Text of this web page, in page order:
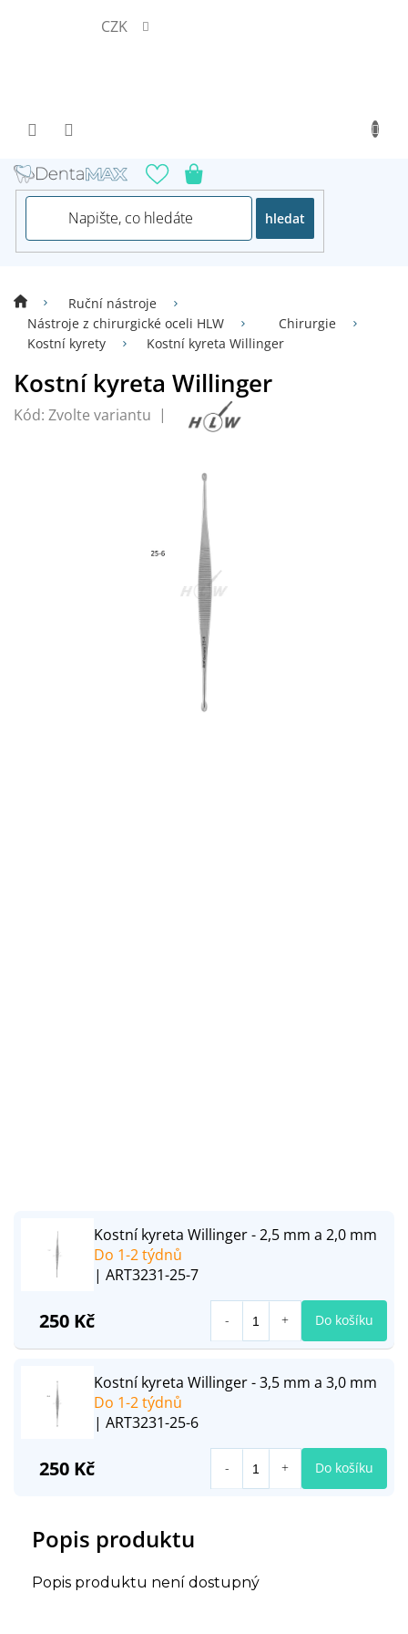
CZK
hledat
Ruční nástroje
Nástroje z chirurgické oceli HLW
Chirurgie
Kostní kyrety
Kostní kyreta Willinger
Kostní kyreta Willinger
Kód: Zvolte variantu
Popis produktu
Popis produktu není dostupný
Kostní kyreta Willinger - 2,5 mm a 2,0 mm
Do 1-2 týdnů
| ART3231-25-7
250 Kč Do košíku
Kostní kyreta Willinger - 3,5 mm a 3,0 mm
Do 1-2 týdnů
| ART3231-25-6
250 Kč Do košíku